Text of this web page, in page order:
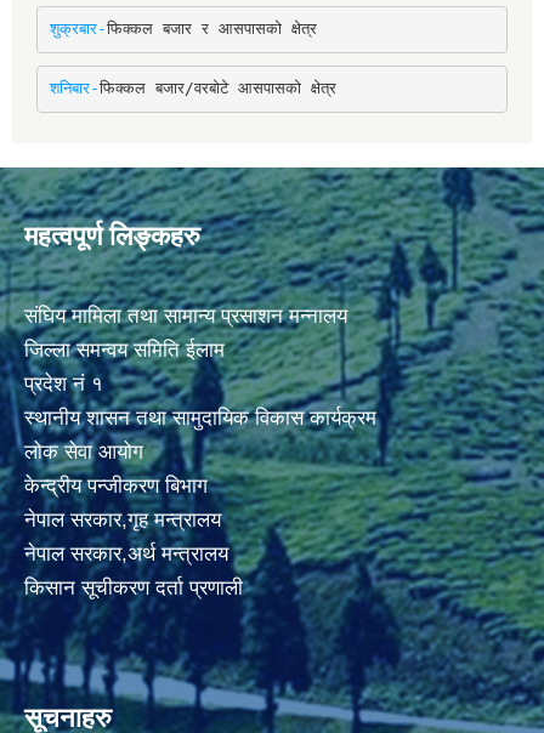
शुक्रबार-फिक्कल बजार र आसपासको क्षेत्र
शनिबार-फिक्कल बजार/वरबोटे आसपासको क्षेत्र
महत्वपूर्ण लिङ्कहरु
संघिय मामिला तथा सामान्य प्रसाशन मन्नालय
जिल्ला समन्वय समिति ईलाम
प्रदेश नं १
स्थानीय शासन तथा सामुदायिक विकास कार्यक्रम
लोक सेवा आयोग
केन्द्रीय पन्जीकरण बिभाग
नेपाल सरकार,गृह मन्त्रालय
नेपाल सरकार,अर्थ मन्त्रालय
किसान सूचीकरण दर्ता प्रणाली
सूचनाहरु